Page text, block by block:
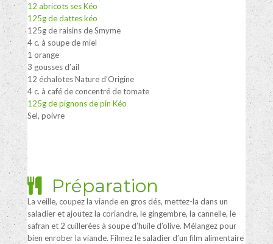
12 abricots ses Kéo
125g de dattes kéo
125g de raisins de Smyme
4 c. à soupe de miel
1 orange
3 gousses d’ail
12 échalotes Nature d’Origine
4 c. à café de concentré de tomate
125g de pignons de pin Kéo
Sel, poivre
Préparation
La veille, coupez la viande en gros dés, mettez-la dans un
saladier et ajoutez la coriandre, le gingembre, la cannelle, le
safran et 2 cuillerées à soupe d’huile d’olive. Mélangez pour
bien enrober la viande. Filmez le saladier d’un film alimentaire